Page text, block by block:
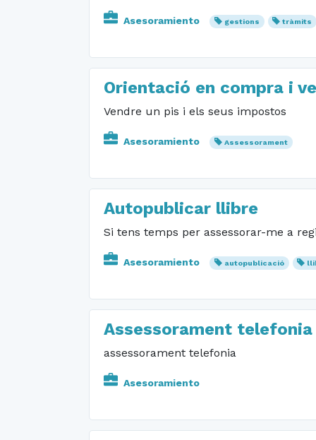
Asesoramiento gestions tràmits
Orientació en compra i
Vendre un pis i els seus impostos
Asesoramiento Assessorament
Autopublicar llibre
Si tens temps per assessorar-me a
Asesoramiento autopublicació
Assessorament telefonia
assessorament telefonia
Asesoramiento